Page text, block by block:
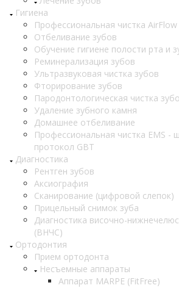
Гигиена
Профессиональная чистка AirFlow
Отбеливание зубов
Обучение гигиене полости рта и
Реминерализация зубов
Ультразвуковая чистка зубов
Фторирование зубов
Пародонтологическая чистка
Удаление зубного камня
Домашнее отбеливание
Профессиональная чистка EMS -
протокол GBT
Диагностика
Рентген зубов
Аксиография
Сканирование (цифровой слепок)
Прицельный снимок зуба
Диагностика височно-
(ВНЧС)
Ортодонтия
Прием ортодонта
Несъемные аппараты
Аппарат MARPE (FitFree)